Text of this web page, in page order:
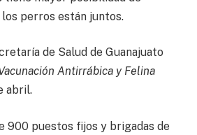
perros están juntos.
de Salud de Guanajuato
Antirrábica y Felina
abril.
900 puestos fijos y brigadas de